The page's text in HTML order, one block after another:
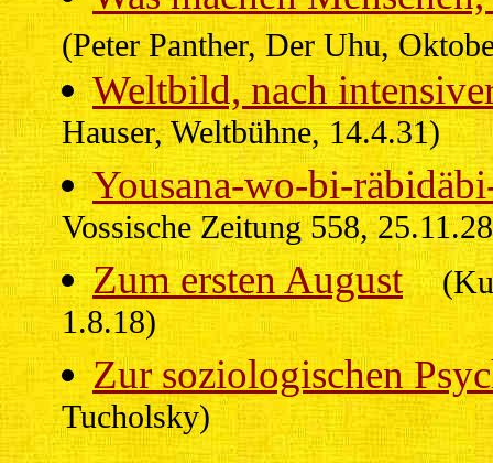
(Peter Panther, Der Uhu,
Weltbild, nach
Hauser, Weltbühne, 14.4.31)
Yousana-wo-bi-
Vossische Zeitung 558,
Zum ersten August
1.8.18)
Zur soziologischen
Tucholsky)